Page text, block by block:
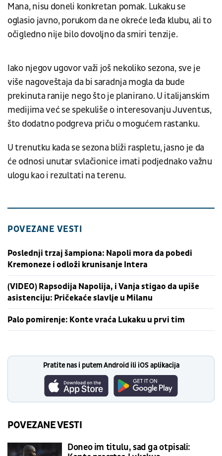
Mana, nisu doneli konkretan pomak. Lukaku se
oglasio javno, porukom da ne okreće leđa klubu, ali to
očigledno nije bilo dovoljno da smiri tenzije.
Iako njegov ugovor važi još nekoliko sezona, sve je
više nagoveštaja da bi saradnja mogla da bude
prekinuta ranije nego što je planirano. U italijanskim
medijima već se spekuliše o interesovanju Juventus,
što dodatno podgreva priču o mogućem rastanku.
U trenutku kada se sezona bliži raspletu, jasno je da
će odnosi unutar svlačionice imati podjednako važnu
ulogu kao i rezultati na terenu.
POVEZANE VESTI
Poslednji trzaj šampiona: Napoli mora da pobedi
Kremoneze i odloži krunisanje Intera
(VIDEO) Rapsodija Napolija, i Vanja stigao da upiše
asistenciju: Pričekaće slavlje u Milanu
Palo pomirenje: Konte vraća Lukaku u prvi tim
Pratite nas i putem Android ili iOS aplikacija
POVEZANE VESTI
Doneo im titulu, sad ga otpisali: